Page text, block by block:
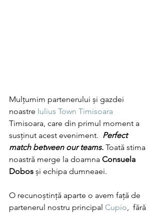
Mulțumim partenerului și gazdei
noastre Iulius Town Timisoara
Timisoara, care din primul moment a
susținut acest eveniment. Perfect
match between our teams. Toată stima
noastră merge la doamna Consuela
Dobos și echipa dumneaei.
O recunoștință aparte o avem față de
partenerul nostru principal Cupio,  fără